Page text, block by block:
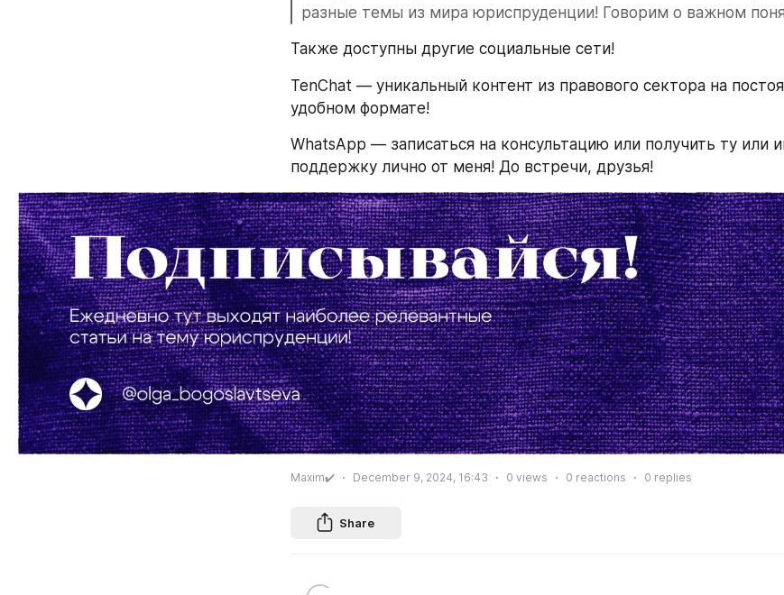
разные темы из мира юриспруденции! Говорим о важном
Также доступны другие социальные сети!
TenChat — уникальный контент из правового сектора на
удобном формате!
WhatsApp — записаться на консультацию или получить ту или
поддержку лично от меня! До встречи, друзья!
Maxim✔️ December 9, 2024, 16:43 0 views 0 reactions 0 replies
Share